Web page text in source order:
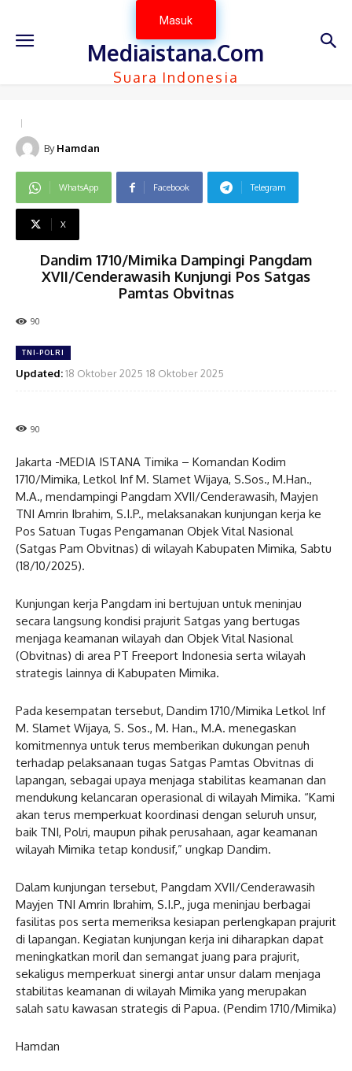
Masuk
Mediaistana.Com
Suara Indonesia
By Hamdan
WhatsApp Facebook Telegram
X
Dandim 1710/Mimika Dampingi Pangdam
XVII/Cenderawasih Kunjungi Pos Satgas
Pamtas Obvitnas
90
TNI-POLRI
Updated:18 Oktober 2025 18 Oktober 2025
90
Jakarta -MEDIA ISTANA Timika – Komandan Kodim
1710/Mimika, Letkol Inf M. Slamet Wijaya, S.Sos., M.Han.,
M.A., mendampingi Pangdam XVII/Cenderawasih, Mayjen
TNI Amrin Ibrahim, S.I.P., melaksanakan kunjungan kerja ke
Pos Satuan Tugas Pengamanan Objek Vital Nasional
(Satgas Pam Obvitnas) di wilayah Kabupaten Mimika, Sabtu
(18/10/2025).
Kunjungan kerja Pangdam ini bertujuan untuk meninjau
secara langsung kondisi prajurit Satgas yang bertugas
menjaga keamanan wilayah dan Objek Vital Nasional
(Obvitnas) di area PT Freeport Indonesia serta wilayah
strategis lainnya di Kabupaten Mimika.
Pada kesempatan tersebut, Dandim 1710/Mimika Letkol Inf
M. Slamet Wijaya, S. Sos., M. Han., M.A. menegaskan
komitmennya untuk terus memberikan dukungan penuh
terhadap pelaksanaan tugas Satgas Pamtas Obvitnas di
lapangan, sebagai upaya menjaga stabilitas keamanan dan
mendukung kelancaran operasional di wilayah Mimika. “Kami
akan terus memperkuat koordinasi dengan seluruh unsur,
baik TNI, Polri, maupun pihak perusahaan, agar keamanan
wilayah Mimika tetap kondusif,” ungkap Dandim.
Dalam kunjungan tersebut, Pangdam XVII/Cenderawasih
Mayjen TNI Amrin Ibrahim, S.I.P., juga meninjau berbagai
fasilitas pos serta memeriksa kesiapan perlengkapan prajurit
di lapangan. Kegiatan kunjungan kerja ini diharapkan dapat
meningkatkan moril dan semangat juang para prajurit,
sekaligus memperkuat sinergi antar unsur dalam menjaga
stabilitas keamanan di wilayah Mimika yang merupakan
salah satu kawasan strategis di Papua. (Pendim 1710/Mimika)
Hamdan